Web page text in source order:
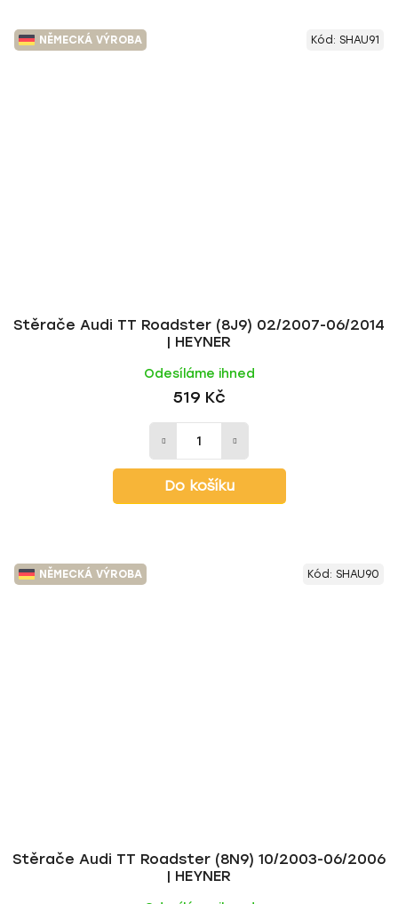
NĚMECKÁ VÝROBA
Stěrače Audi TT Roadster (8J9) 02/2007-06/2014
| HEYNER
Odesíláme ihned
519 Kč
Do košíku
Kód: SHAU91
NĚMECKÁ VÝROBA
Stěrače Audi TT Roadster (8N9) 10/2003-06/2006
| HEYNER
Kód: SHAU90